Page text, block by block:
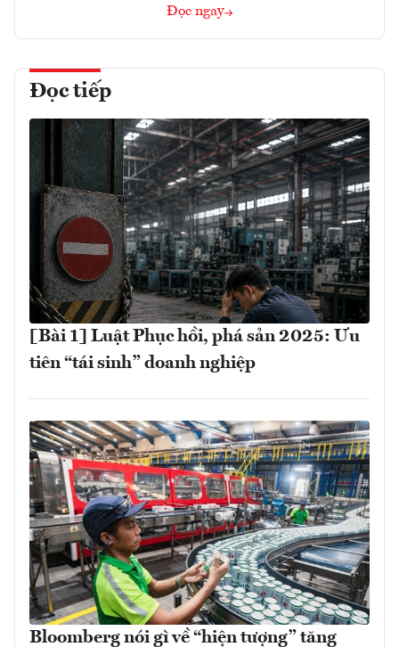
Đọc ngay
Đọc tiếp
[Bài 1] Luật Phục hồi, phá sản 2025: Ưu
tiên “tái sinh” doanh nghiệp
Bloomberg nói gì về “hiện tượng” tăng